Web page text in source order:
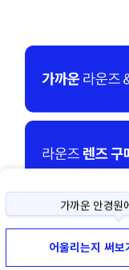
가까운 안경원
사이즈나 색상
써보기 예
어울리는지 써보